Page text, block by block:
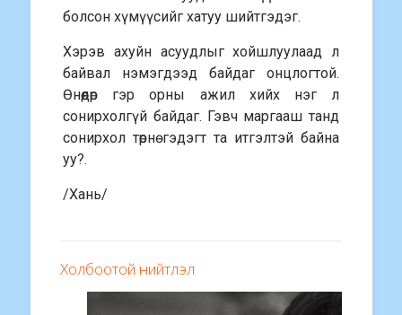
болсон хүмүүсийг хатуу шийтгэдэг.
Хэрэв ахуйн асуудлыг хойшлуулаад л
байвал нэмэгдээд байдаг онцлогтой.
Өнөөдөр гэр орны ажил хийх нэг л
сонирхолгүй байдаг. Гэвч маргааш танд
сонирхол төрнө гэдэгт та итгэлтэй байна
уу?.
/Хань/
Холбоотой нийтлэл